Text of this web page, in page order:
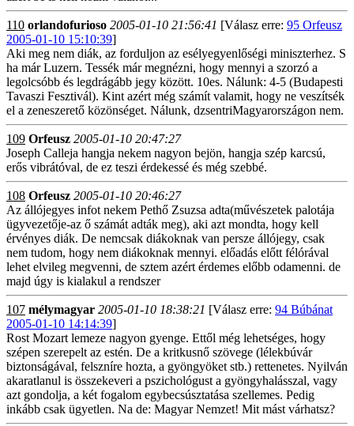
110 orlandofurioso 2005-01-10 21:56:41 [Válasz erre: 95 Orfeusz
2005-01-10 15:10:39]
Aki meg nem diák, az forduljon az esélyegyenlőségi miniszterhez. S
ha már Luzern. Tessék már megnézni, hogy mennyi a szorzó a
legolcsóbb és legdrágább jegy között. 10es. Nálunk: 4-5 (Budapesti
Tavaszi Fesztivál). Kint azért még számít valamit, hogy ne veszítsék
el a zeneszerető közönséget. Nálunk, dzsentriMagyarországon nem.
109 Orfeusz 2005-01-10 20:47:27
Joseph Calleja hangja nekem nagyon bejön, hangja szép karcsú,
erős vibrátóval, de ez teszi érdekessé és még szebbé.
108 Orfeusz 2005-01-10 20:46:27
Az állójegyes infot nekem Pethő Zsuzsa adta(művészetek palotája
ügyvezetője-az ő számát adták meg), aki azt mondta, hogy kell
érvényes diák. De nemcsak diákoknak van persze állójegy, csak
nem tudom, hogy nem diákoknak mennyi. előadás előtt félórával
lehet elvileg megvenni, de sztem azért érdemes előbb odamenni. de
majd úgy is kialakul a rendszer
107 mélymagyar 2005-01-10 18:38:21 [Válasz erre: 94 Búbánat
2005-01-10 14:14:39]
Rost Mozart lemeze nagyon gyenge. Ettől még lehetséges, hogy
szépen szerepelt az estén. De a kritkusnő szövege (lélekbúvár
biztonságával, felszníre hozta, a gyöngyöket stb.) rettenetes. Nyilván
akaratlanul is összekeveri a pszichológust a gyöngyhalásszal, vagy
azt gondolja, a két fogalom egybecsúsztatása szellemes. Pedig
inkább csak ügyetlen. Na de: Magyar Nemzet! Mit mást várhatsz?